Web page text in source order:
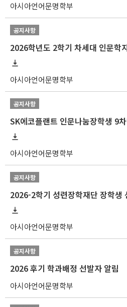
아시아언어문명학부
공지사항
아시아언어문명학부
공지사항
아시아언어문명학부
공지사항
2026-2학기 성련장학재단 장학생
아시아언어문명학부
공지사항
2026 후기 학과배정 선발자 알림
아시아언어문명학부